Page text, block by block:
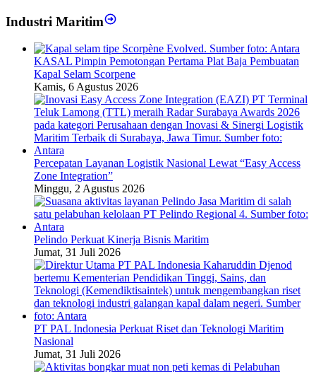
Industri Maritim
KASAL Pimpin Pemotongan Pertama Plat Baja Pembuatan
Kapal Selam Scorpene
Kamis, 6 Agustus 2026
Percepatan Layanan Logistik Nasional Lewat “Easy Access
Zone Integration”
Minggu, 2 Agustus 2026
Pelindo Perkuat Kinerja Bisnis Maritim
Jumat, 31 Juli 2026
PT PAL Indonesia Perkuat Riset dan Teknologi Maritim
Nasional
Jumat, 31 Juli 2026